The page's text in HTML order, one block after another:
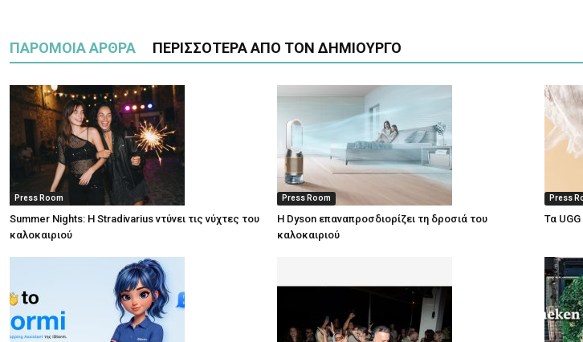
ΠΑΡΟΜΟΙΑ ΑΡΘΡΑ ΠΕΡΙΣΣΟΤΕΡΑ ΑΠΟ ΤΟΝ ΔΗΜΙΟΥΡΓΟ
Press Room
Summer Nights: Η Stradivarius ντύνει τις νύχτες του
καλοκαιριού
Press Room
Η Dyson επαναπροσδιορίζει τη δροσιά του
καλοκαιριού
Press
Τα